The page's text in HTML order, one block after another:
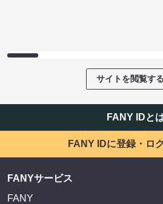
サイトを閲覧する
FANY IDと
FANY IDに登録・ロ
FANYサービス
FANY